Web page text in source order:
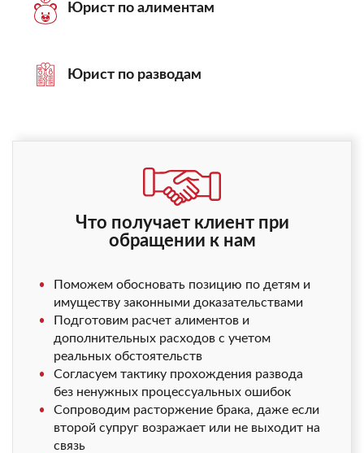
Юрист по алиментам
Юрист по разводам
Что получает клиент при
обращении к нам
Поможем обосновать позицию по детям и
имуществу законными доказательствами
Подготовим расчет алиментов и
дополнительных расходов с учетом
реальных обстоятельств
Согласуем тактику прохождения развода
без ненужных процессуальных ошибок
Сопроводим расторжение брака, даже если
второй супруг возражает или не выходит на
связь